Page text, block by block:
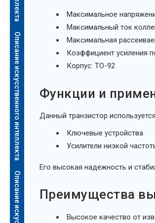
Описание искусственного интеллекта
Максимальное
Максимальный ток
Максимальная
Коэффициент усиления
Корпус: TO-92
Функции и
Данный транзистор
Ключевые устройства
Усилители низкой
Его высокая надежность и
Преимущества
Высокое качество от